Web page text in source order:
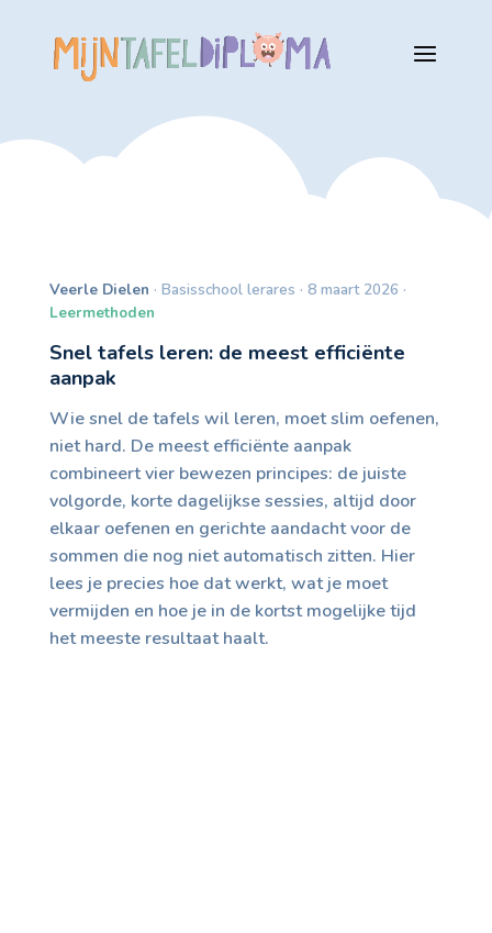
Veerle Dielen · Basisschool lerares · 8 maart 2026 ·
Leermethoden
Snel tafels leren: de meest efficiënte
aanpak
Wie snel de tafels wil leren, moet slim oefenen,
niet hard. De meest efficiënte aanpak
combineert vier bewezen principes: de juiste
volgorde, korte dagelijkse sessies, altijd door
elkaar oefenen en gerichte aandacht voor de
sommen die nog niet automatisch zitten. Hier
lees je precies hoe dat werkt, wat je moet
vermijden en hoe je in de kortst mogelijke tijd
het meeste resultaat haalt.